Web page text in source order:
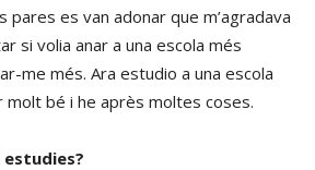
pares es van adonar que m’agradava
si volia anar a una escola més
me més. Ara estudio a una escola
molt bé i he après moltes coses.
estudies?